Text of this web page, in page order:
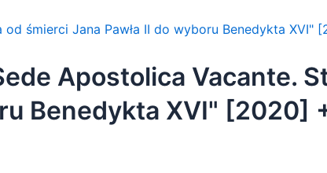
Apostolica Vacante.
Benedykta XVI" [2020]
na kolejne zakupy